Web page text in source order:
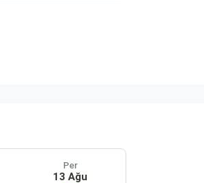
Per
13 Ağu